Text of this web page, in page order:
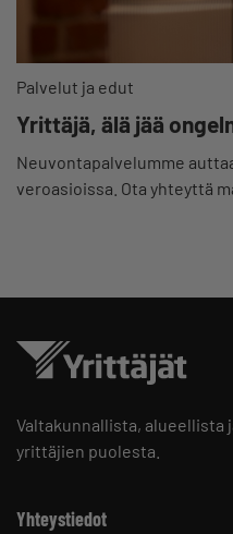
Palvelut ja edut
Yrittäjä, älä jää
Neuvontapalvelumme
veroasioissa. Ota yhteyttä
Valtakunnallista, alueellista
yrittäjien puolesta.
Yhteystiedot